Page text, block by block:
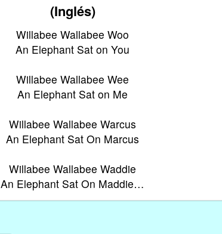
(Inglés)
Willabee Wallabee Woo
An Elephant Sat on You
Willabee Wallabee Wee
An Elephant Sat on Me
Willabee Wallabee Warcus
An Elephant Sat On Marcus
Willabee Wallabee Waddie
An Elephant Sat On Maddie…